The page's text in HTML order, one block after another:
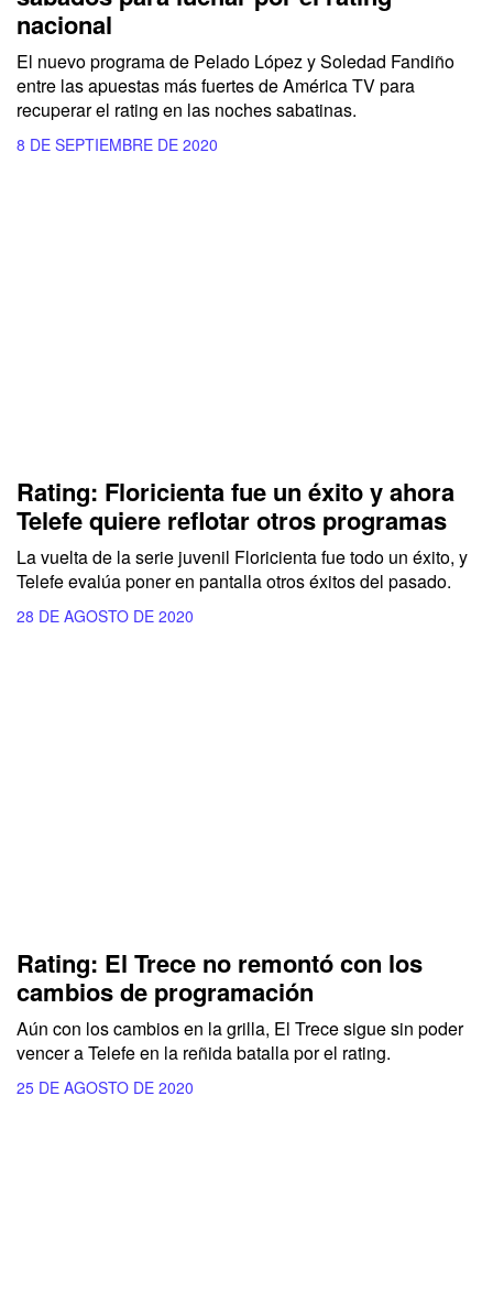
nacional
El nuevo programa de Pelado López y Soledad Fandiño
entre las apuestas más fuertes de América TV para
recuperar el rating en las noches sabatinas.
8 DE SEPTIEMBRE DE 2020
Rating: Floricienta fue un éxito y ahora
Telefe quiere reflotar otros programas
La vuelta de la serie juvenil Floricienta fue todo un éxito, y
Telefe evalúa poner en pantalla otros éxitos del pasado.
28 DE AGOSTO DE 2020
Rating: El Trece no remontó con los
cambios de programación
Aún con los cambios en la grilla, El Trece sigue sin poder
vencer a Telefe en la reñida batalla por el rating.
25 DE AGOSTO DE 2020